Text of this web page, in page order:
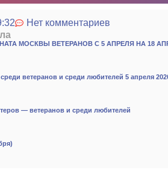
Нет комментариев
МОСКВЫ ВЕТЕРАНОВ С 5 АПРЕЛЯ НА 18
ветеранов и среди любителей 5 апреля
— ветеранов и среди любителей